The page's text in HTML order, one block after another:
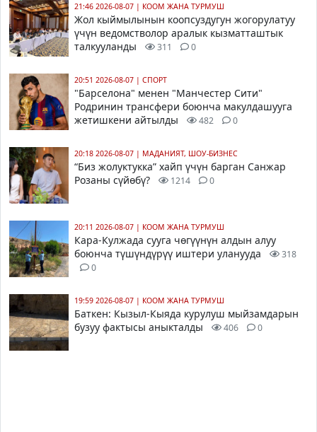
21:46 2026-08-07 | КООМ ЖАНА ТУРМУШ
Жол кыймылынын коопсуздугун жогорулатуу
үчүн ведомстволор аралык кызматташтык
талкууланды
311 0
20:51 2026-08-07 | СПОРТ
"Барселона" менен "Манчестер Сити"
Родринин трансфери боюнча макулдашууга
жетишкени айтылды
482 0
20:18 2026-08-07 | МАДАНИЯТ, ШОУ-БИЗНЕС
“Биз жолуктукка” хайп үчүн барган Санжар
Розаны сүйөбү?
1214 0
20:11 2026-08-07 | КООМ ЖАНА ТУРМУШ
Кара-Кулжада сууга чөгүүнүн алдын алуу
боюнча түшүндүрүү иштери уланууда
318
0
19:59 2026-08-07 | КООМ ЖАНА ТУРМУШ
Баткен: Кызыл-Кыяда курулуш мыйзамдарын
бузуу фактысы аныкталды
406 0